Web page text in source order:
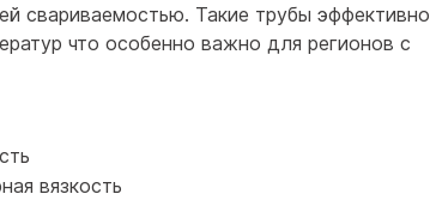
свариваемостью. Такие трубы эффективно
что особенно важно для регионов с
вязкость